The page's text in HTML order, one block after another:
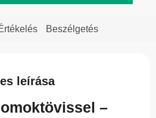
Beszélgetés
leírása
–